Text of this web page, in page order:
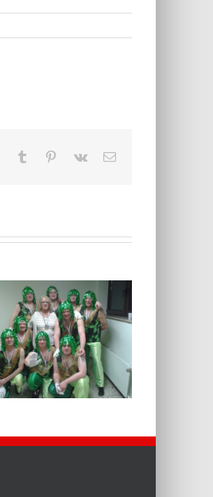
WhatsApp
Tumblr Pinterest
Vk
E-
2011